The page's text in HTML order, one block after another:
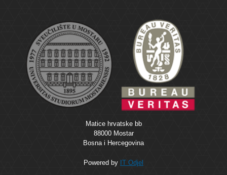
Matice hrvatske bb
88000 Mostar
Bosna i Hercegovina
Powered by IT Odjel